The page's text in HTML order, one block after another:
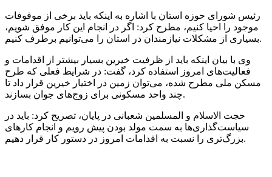
رئیس شورای حوزه استان با اشاره به اینکه باید برخی از موقوفات
موجود را احیا کنیم، مطرح کرد: اگر در انجام این کار موفق شویم،
بسیاری از مشکلات نیازمندان در استان را می‌توانیم برطرف کنیم.
وی با بیان اینکه باید از ظرفیت خیرین بسیار بیشتر از اقدامات و
فعالیت‌های امروز استفاده کرد، گفت: در شرایط فعلی که طرح
مسکن ملی مطرح شده، می‌توان زمین در اختیار خیرین قرار داد تا
چند واحد مسکونی برای زوج‌های جوان بسازند.
حجت الاسلام و المسلمین شعبانی در پایان، تصریح کرد: باید در
سیاست‌گذاری‌ها به سمت مولد بودن پیش رویم و انجام کارهای
بزرگ‌تری را نسبت به اقدامات امروز در دستور کار قرار دهیم.